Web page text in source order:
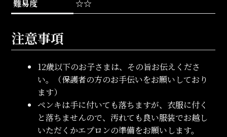
難易度
☆☆
注意事項
12歳以下のお子さまは、その旨お伝えくださ
い。（保護者の方のお手伝いをお願いしており
ます）
ペンキは手に付いても落ちますが、衣服に付く
と落ちませんので、汚れても良い服装でお越し
いただくかエプロンの準備をお願いします。